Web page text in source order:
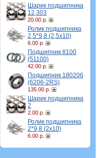
Шарик подшипника
12,303
20.00 р.
Ролик подшипника
2,5*9,8 (2,5х10)
6.00 р.
Подшипник 8100
(51100)
42.00 р.
Подшипник 180206
(6206-2RS)
135.00 р.
Шарик подшипника
2
2.00 р.
Ролик подшипника
2*9,8 (2х10)
6.00 р.